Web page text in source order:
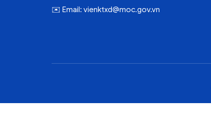
✉️ Email: vienktxd@moc.gov.vn